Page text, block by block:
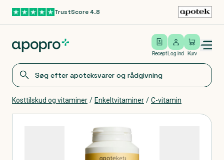
Gå til hovedindholdTrustScore 4.8
Recept
Log ind
Log ind Kurv
Open/close menu
Kosttilskud og vitaminer / Enkeltvitaminer / C-vitamin